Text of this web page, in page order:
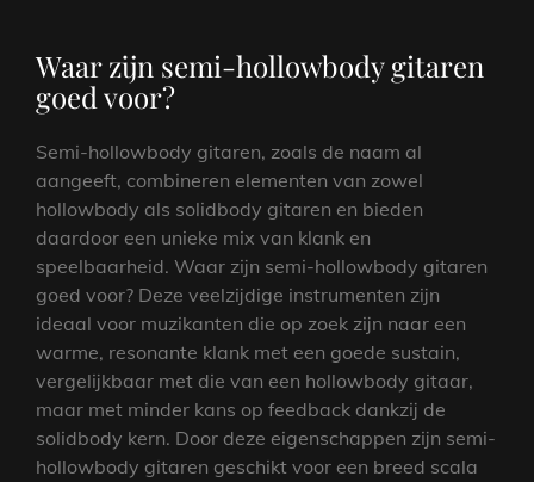
Waar zijn semi-hollowbody gitaren
goed voor?
Semi-hollowbody gitaren, zoals de naam al
aangeeft, combineren elementen van zowel
hollowbody als solidbody gitaren en bieden
daardoor een unieke mix van klank en
speelbaarheid. Waar zijn semi-hollowbody gitaren
goed voor? Deze veelzijdige instrumenten zijn
ideaal voor muzikanten die op zoek zijn naar een
warme, resonante klank met een goede sustain,
vergelijkbaar met die van een hollowbody gitaar,
maar met minder kans op feedback dankzij de
solidbody kern. Door deze eigenschappen zijn semi-
hollowbody gitaren geschikt voor een breed scala